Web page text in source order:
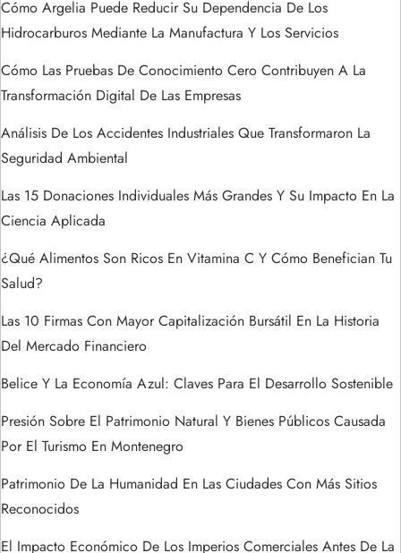
n
d
e
e
n
t
r
a
d
a
s
Cómo Argelia Puede Reducir Su Dependencia De Los
Hidrocarburos Mediante La Manufactura Y Los Servicios
Cómo Las Pruebas De Conocimiento Cero Contribuyen A La
Transformación Digital De Las Empresas
Análisis De Los Accidentes Industriales Que Transformaron La
Seguridad Ambiental
Las 15 Donaciones Individuales Más Grandes Y Su Impacto En La
Ciencia Aplicada
¿Qué Alimentos Son Ricos En Vitamina C Y Cómo Benefician Tu
Salud?
Las 10 Firmas Con Mayor Capitalización Bursátil En La Historia
Del Mercado Financiero
Belice Y La Economía Azul: Claves Para El Desarrollo Sostenible
Presión Sobre El Patrimonio Natural Y Bienes Públicos Causada
Por El Turismo En Montenegro
Patrimonio De La Humanidad En Las Ciudades Con Más Sitios
Reconocidos
El Impacto Económico De Los Imperios Comerciales Antes De La